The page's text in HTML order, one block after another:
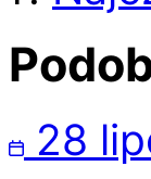
28